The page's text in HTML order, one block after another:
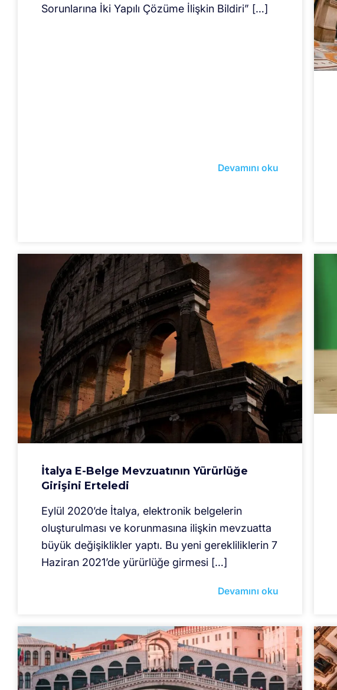
Sorunlarına İki Yapılı Çözüme İlişkin Bildiri” […]
Devamını oku
İtalya E-Belge Mevzuatının Yürürlüğe
Girişini Erteledi
Eylül 2020’de İtalya, elektronik belgelerin
oluşturulması ve korunmasına ilişkin mevzuatta
büyük değişiklikler yaptı. Bu yeni gerekliliklerin 7
Haziran 2021’de yürürlüğe girmesi […]
Devamını oku